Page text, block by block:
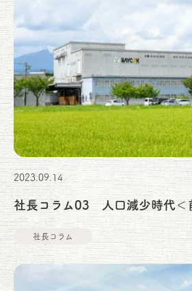
2023.09.14
社長コラム03 人口減少時代＜
社長コラム